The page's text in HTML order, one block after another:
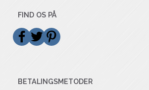
FIND OS PÅ
BETALINGSMETODER